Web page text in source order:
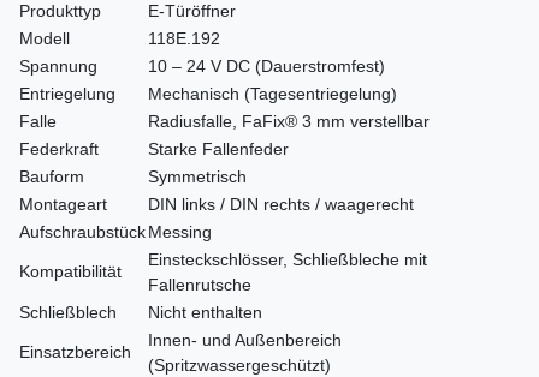
Produkttyp
E-Türöffner
Modell
118E.192
Spannung
10 – 24 V DC (Dauerstromfest)
Entriegelung
Mechanisch (Tagesentriegelung)
Falle
Radiusfalle, FaFix® 3 mm verstellbar
Federkraft
Starke Fallenfeder
Bauform
Symmetrisch
Montageart
DIN links / DIN rechts / waagerecht
AufschraubstückMessing
Kompatibilität
Einsteckschlösser, Schließbleche mit
Fallenrutsche
Schließblech
Nicht enthalten
Einsatzbereich
Innen- und Außenbereich
(Spritzwassergeschützt)